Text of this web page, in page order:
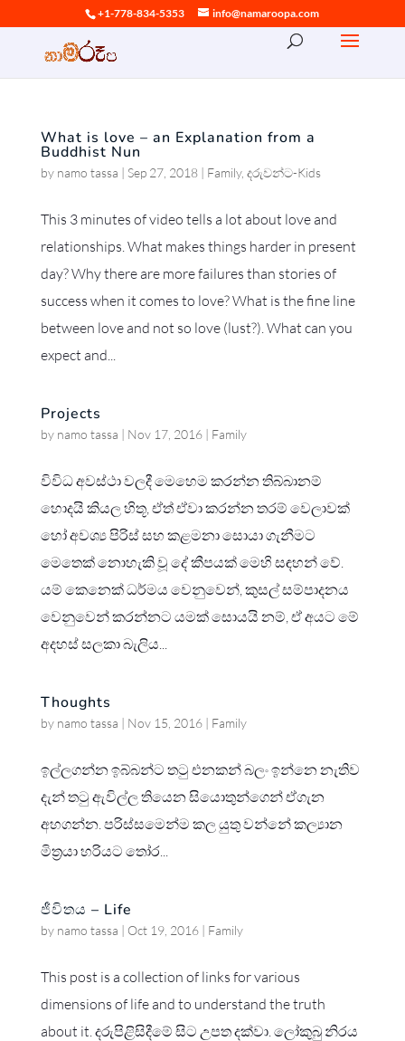
+1-778-834-5353 info@namaroopa.com
What is love – an Explanation from a
Buddhist Nun
by namo tassa | Sep 27, 2018| Family, දරුවන්ට-Kids
This 3 minutes of video tells a lot about love and
relationships. What makes things harder in present
day? Why there are more failures than stories of
success when it comes to love? What is the fine line
between love and not so love (lust?). What can you
expect and...
Projects
by namo tassa | Nov 17, 2016| Family
විවිධ අවස්ථා වලදී මෙහෙම කරන්න තිබ්බානම්
හොදයි කියල හිතූ, ඒත් ඒවා කරන්න තරම් වෙලාවක්
හෝ අවශ්‍ය පිරිස් සහ කළමනා සොයා ගැනීමට
මෙතෙක් නොහැකි වූ දේ කීපයක් මෙහි සඳහන් වේ.
යම් කෙනෙක් ධර්මය වෙනුවෙන්, කුසල් සම්පාදනය
වෙනුවෙන් කරන්නට යමක් සොයයි නම්, ඒ අයට මේ
අදහස් සලකා බැලිය...
Thoughts
by namo tassa | Nov 15, 2016| Family
ඉල්ලගන්න ඉබ්බන්ට තටු එනකන් බලං ඉන්නෙ නැතිව
දැන් තටු ඇවිල්ල තියෙන සියොතුන්ගෙන් ඒගැන
අහගන්න. පරිස්සමෙන්ම කල යුතු වන්නේ කල්‍යාන
මිත්‍රයා හරියට තෝර...
ජීවිතය – Life
by namo tassa | Oct 19, 2016| Family
This post is a collection of links for various
dimensions of life and to understand the truth
about it. දරුපිළිසිදීමේ සිට උපත දක්වා. ලෝකුබු නිරය